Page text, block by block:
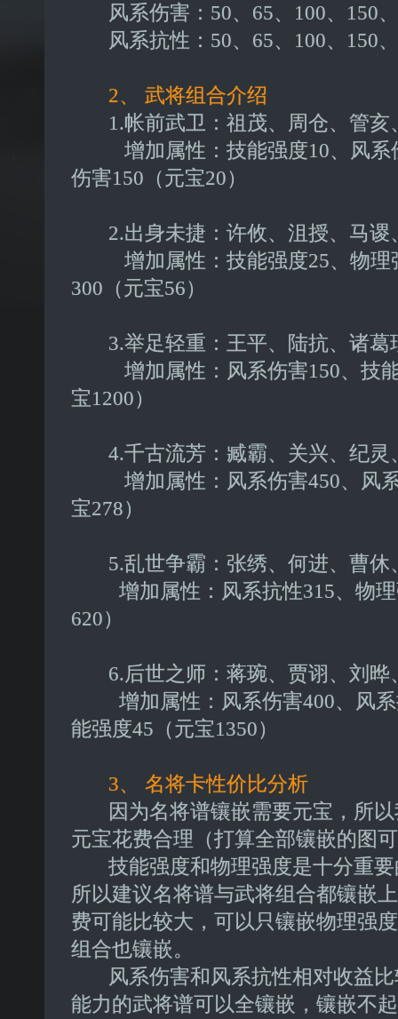
风系伤害：50、65、100、150、
风系抗性：50、65、100、150、
2、 武将组合介绍
1.帐前武卫：祖茂、周仓、管亥
增加属性：技能强度10、风系
伤害150（元宝20）
2.出身未捷：许攸、沮授、马谡
增加属性：技能强度25、物理
300（元宝56）
3.举足轻重：王平、陆抗、诸葛
增加属性：风系伤害150、技能
宝1200）
4.千古流芳：臧霸、关兴、纪灵
增加属性：风系伤害450、风系
宝278）
5.乱世争霸：张绣、何进、曹休
增加属性：风系抗性315、物理
620）
6.后世之师：蒋琬、贾诩、刘晔
增加属性：风系伤害400、风系
能强度45（元宝1350）
3、 名将卡性价比分析
因为名将谱镶嵌需要元宝，所以
元宝花费合理（打算全部镶嵌的图
技能强度和物理强度是十分重要
所以建议名将谱与武将组合都镶嵌
费可能比较大，可以只镶嵌物理强
组合也镶嵌。
风系伤害和风系抗性相对收益比
能力的武将谱可以全镶嵌，镶嵌不